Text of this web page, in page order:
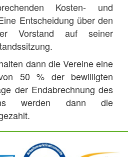
Kosten- und
Entscheidung über den
Vorstand auf seiner
dann die Vereine eine
50 % der bewilligten
der Endabrechnung des
werden dann die